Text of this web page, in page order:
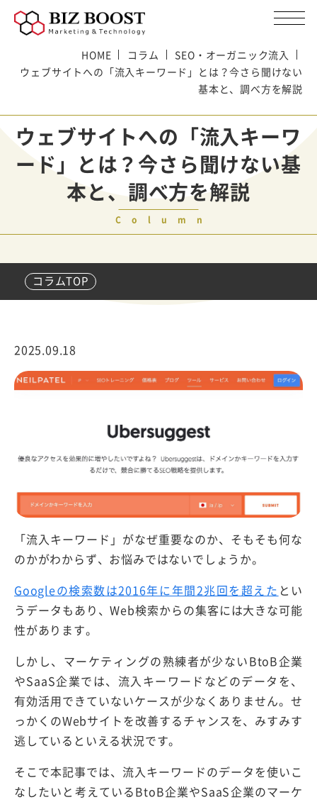
HOME コラム
SEO・オーガニック流入
ウェブサイトへの「流入キーワード」とは？今さら聞けない
基本と、調べ方を解説
ウェブサイトへの「流入キーワ
ード」とは？今さら聞けない基
本と、調べ方を解説
Column
コラムTOP
2025.09.18
「流入キーワード」がなぜ重要なのか、そもそも何な
のかがわからず、お悩みではないでしょうか。
Googleの検索数は2016年に年間2兆回を超えた とい
うデータもあり、Web検索からの集客には大きな可能
性があります。
しかし、マーケティングの熟練者が少ないBtoB企業
やSaaS企業では、流入キーワードなどのデータを、
有効活用できていないケースが少なくありません。せ
っかくのWebサイトを改善するチャンスを、みすみす
逃しているといえる状況です。
そこで本記事では、流入キーワードのデータを使いこ
なしたいと考えているBtoB企業やSaaS企業のマーケ